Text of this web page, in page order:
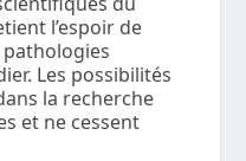
l’espoir de
Les possibilités
la recherche
et ne cessent